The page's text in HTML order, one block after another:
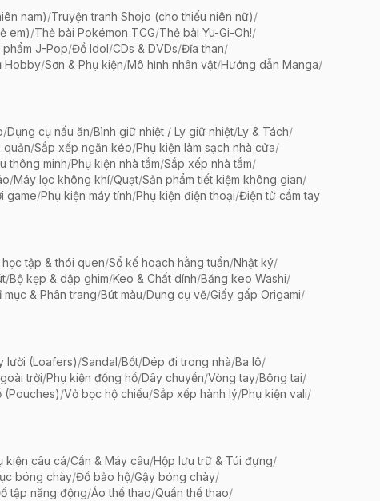
nam)/Truyện tranh Shojo (cho thiếu niên nữ)/
em)/Thẻ bài Pokémon TCG/Thẻ bài Yu-Gi-Oh!/
phẩm J-Pop/Đồ Idol/CDs & DVDs/Đĩa than/
Hobby/Sơn & Phụ kiện/Mô hình nhân vật/Hướng dẫn Manga/
/Dụng cụ nấu ăn/Bình giữ nhiệt / Ly giữ nhiệt/Ly & Tách/
quản/Sắp xếp ngăn kéo/Phụ kiện làm sạch nhà cửa/
thông minh/Phụ kiện nhà tắm/Sắp xếp nhà tắm/
/Máy lọc không khí/Quạt/Sản phẩm tiết kiệm không gian/
game/Phụ kiện máy tính/Phụ kiện điện thoại/Điện tử cầm tay
tập & thói quen/Sổ kế hoạch hằng tuần/Nhật ký/
/Bộ kẹp & dập ghim/Keo & Chất dính/Băng keo Washi/
mục & Phân trang/Bút màu/Dụng cụ vẽ/Giấy gấp Origami/
lười (Loafers)/Sandal/Bốt/Dép đi trong nhà/Ba lô/
trời/Phụ kiện đồng hồ/Dây chuyền/Vòng tay/Bông tai/
(Pouches)/Vỏ bọc hộ chiếu/Sắp xếp hành lý/Phụ kiện vali/
kiện câu cá/Cần & Máy câu/Hộp lưu trữ & Túi đựng/
bóng chày/Đồ bảo hộ/Gậy bóng chày/
tập năng động/Áo thể thao/Quần thể thao/